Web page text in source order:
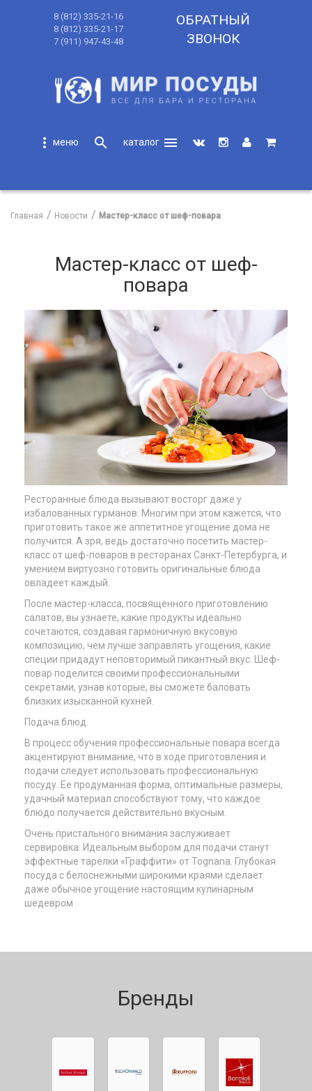
8 (812) 335-21-16
8 (812) 335-21-17
7 (911) 947-43-48
ОБРАТНЫЙ
ЗВОНОК
more_vert search
menu
Главная Новости Мастер-класс от шеф-повара
Мастер-класс от шеф-
повара
Ресторанные блюда вызывают восторг даже у
избалованных гурманов. Многим при этом кажется, что
приготовить такое же аппетитное угощение дома не
получится. А зря, ведь достаточно посетить мастер-
класс от шеф-поваров в ресторанах Санкт-Петербурга, и
умением виртуозно готовить оригинальные блюда
овладеет каждый.
После мастер-класса, посвященного приготовлению
салатов, вы узнаете, какие продукты идеально
сочетаются, создавая гармоничную вкусовую
композицию, чем лучше заправлять угощения, какие
специи придадут неповторимый пикантный вкус. Шеф-
повар поделится своими профессиональными
секретами, узнав которые, вы сможете баловать
близких изысканной кухней.
Подача блюд.
В процесс обучения профессиональные повара всегда
акцентируют внимание, что в ходе приготовления и
подачи следует использовать профессиональную
посуду. Ее продуманная форма, оптимальные размеры,
удачный материал способствуют тому, что каждое
блюдо получается действительно вкусным.
Очень пристального внимания заслуживает
сервировка. Идеальным выбором для подачи станут
эффектные тарелки «Граффити» от Tognana. Глубокая
посуда с белоснежными широкими краями сделает
даже обычное угощение настоящим кулинарным
шедевром.
Бренды